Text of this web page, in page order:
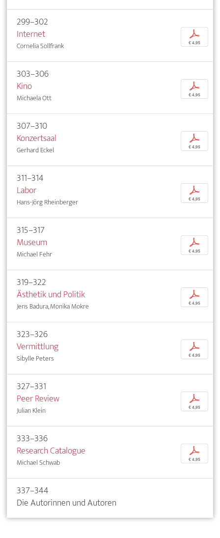
299–302
Internet
Cornelia Sollfrank
p
€ 4,95
303–306
Kino
Michaela Ott
p
€ 4,95
307–310
Konzertsaal
Gerhard Eckel
p
€ 4,95
311–314
Labor
Hans-Jörg Rheinberger
p
€ 4,95
315–317
Museum
Michael Fehr
p
€ 4,95
319–322
Ästhetik und Politik
Jens Badura, Monika Mokre
p
€ 4,95
323–326
Vermittlung
Sibylle Peters
p
€ 4,95
327–331
Peer Review
Julian Klein
p
€ 4,95
333–336
Research Catalogue
Michael Schwab
p
€ 4,95
337–344
Die Autorinnen und Autoren